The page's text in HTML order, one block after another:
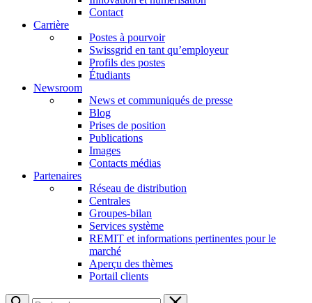
Contact
Carrière
Postes à pourvoir
Swissgrid en tant qu’employeur
Profils des postes
Étudiants
Newsroom
News et communiqués de presse
Blog
Prises de position
Publications
Images
Contacts médias
Partenaires
Réseau de distribution
Centrales
Groupes-bilan
Services système
REMIT et informations pertinentes pour le
marché
Aperçu des thèmes
Portail clients